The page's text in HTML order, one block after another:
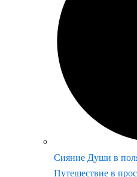
Сияние Души в
Путешествие в